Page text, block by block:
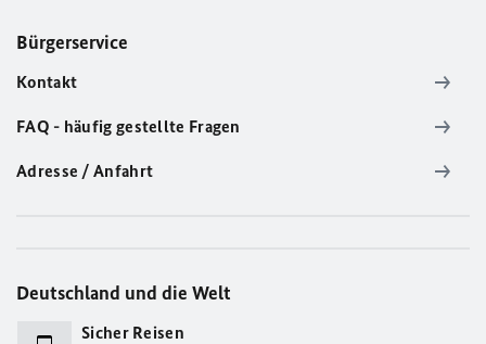
Bürgerservice
Kontakt
FAQ - häufig gestellte Fragen
Adresse / Anfahrt
Deutschland und die Welt
Sicher Reisen